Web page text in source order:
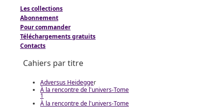
Les collections
Abonnement
Pour commander
Téléchargements gratuits
Contacts
Cahiers par titre
Adversus Heidegger
À la rencontre de l'univers-Tome
1
À la rencontre de l'univers-Tome